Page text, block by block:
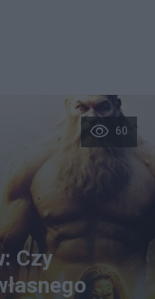
60
Czy